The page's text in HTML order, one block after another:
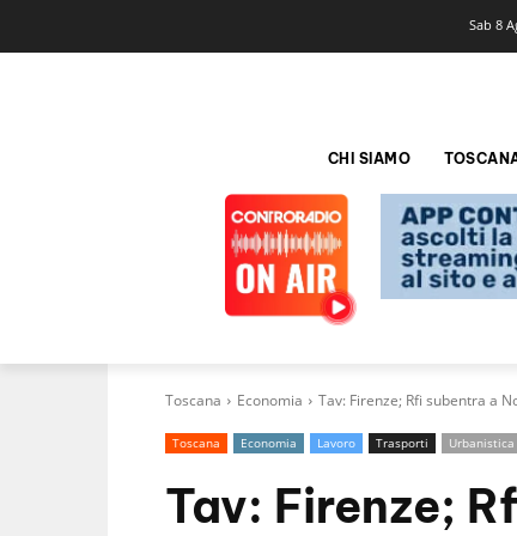
Sab 8
CHI SIAMO
Toscana Economia Tav: Firenze; Rfi subentra a
Toscana Economia Lavoro Trasporti Urbanistica
Tav: Firenze;